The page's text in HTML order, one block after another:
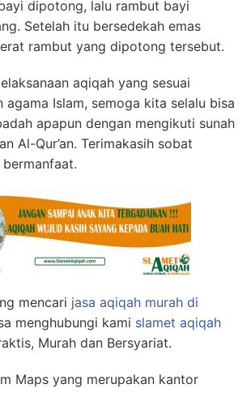
dipotong, lalu rambut bayi
Setelah itu bersedekah emas
rambut yang dipotong tersebut.
aqiqah yang sesuai
agama Islam, semoga kita selalu bisa
apapun dengan mengikuti sunah
Al-Qur’an. Terimakasih sobat
mencari jasa aqiqah murah di
menghubungi kami slamet aqiqah
Murah dan Bersyariat.
Maps yang merupakan kantor